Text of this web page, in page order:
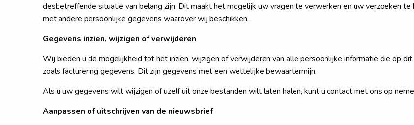
desbetreffende situatie van belang zijn. Dit maakt het mogelijk uw vragen te verwerken en uw verzoeken
met andere persoonlijke gegevens waarover wij beschikken.
Gegevens inzien, wijzigen of verwijderen
Wij bieden u de mogelijkheid tot het inzien, wijzigen of verwijderen van alle persoonlijke informatie die op
zoals facturering gegevens. Dit zijn gegevens met een wettelijke bewaartermijn.
Als u uw gegevens wilt wijzigen of uzelf uit onze bestanden wilt laten halen, kunt u contact met ons op
Aanpassen of uitschrijven van de nieuwsbrief